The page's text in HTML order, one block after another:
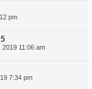
pm
2019 11:06 am
7:34 pm